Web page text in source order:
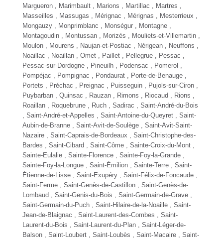
Margueron , Marimbault , Marions , Martillac , Martres ,
Masseilles , Massugas ,
Mérignac , Mérignas , Mesterrieux ,
Mongauzy , Monprimblanc , Monségur , Montagne ,
Montagoudin , Montussan , Morizès , Mouliets-et-Villemartin ,
Moulon , Mourens , Naujan-et-Postiac , Nérigean , Neuffons ,
Noaillac , Noaillan , Omet , Paillet , Pellegrue ,
Pessac
Pessac-sur-Dordogne ,
Pineuilh , Podensac , Pomerol ,
Pompéjac , Pompignac , Pondaurat , Porte-de-Benauge ,
Portets , Préchac , Preignac , Puisseguin , Pujols-sur-Ciron ,
Puybarban , Quinsac , Rauzan , Rimons , Riocaud , Rions ,
Roaillan , Roquebrune , Ruch , Sadirac , Saint-André-du-Bois
, Saint-André-et-Appelles , Saint-Antoine-du-Queyret , Saint-
Aubin-de-Branne , Saint-Avit-de-Soulège , Saint-Avit-Saint-
Nazaire , Saint-Caprais-de-Bordeaux , Saint-Christophe-des-
Bardes , Saint-Cibard , Saint-Côme , Sainte-Croix-du-Mont ,
Sainte-Eulalie , Sainte-Florence , Sainte-Foy-la-Grande ,
Sainte-Foy-la-Longue , Saint-Émilion , Sainte-Terre , Saint-
Étienne-de-Lisse , Saint-Exupéry , Saint-Félix-de-Foncaude ,
Saint-Ferme , Saint-Genès-de-Castillon , Saint-Genès-de-
Lombaud , Saint-Genis-du-Bois , Saint-Germain-de-Grave ,
Saint-Germain-du-Puch , Saint-Hilaire-de-la-Noaille , Saint-
Jean-de-Blaignac , Saint-Laurent-des-Combes , Saint-
Laurent-du-Bois , Saint-Laurent-du-Plan , Saint-Léger-de-
Balson , Saint-Loubert , Saint-Loubès , Saint-Macaire , Saint-